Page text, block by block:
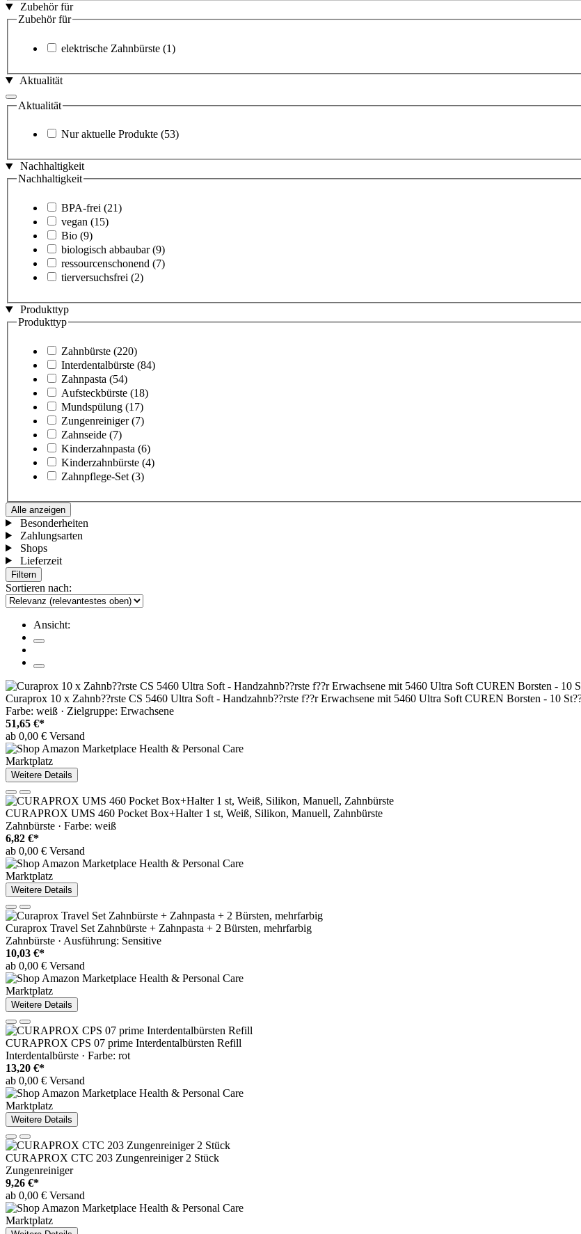
Zubehör für
Zubehör für
elektrische Zahnbürste (1)
Aktualität
Aktualität
Nur aktuelle Produkte (53)
Nachhaltigkeit
Nachhaltigkeit
BPA-frei (21)
vegan (15)
Bio (9)
biologisch abbaubar (9)
ressourcenschonend (7)
tierversuchsfrei (2)
Produkttyp
Produkttyp
Zahnbürste (220)
Interdentalbürste (84)
Zahnpasta (54)
Aufsteckbürste (18)
Mundspülung (17)
Zungenreiniger (7)
Zahnseide (7)
Kinderzahnpasta (6)
Kinderzahnbürste (4)
Zahnpflege-Set (3)
Alle anzeigen
Besonderheiten
Zahlungsarten
Shops
Lieferzeit
Filtern
Sortieren nach:
Ansicht:
Curaprox 10 x Zahnb??rste CS 5460 Ultra Soft - Handzahnb??rste f??r Erwachsene mit 5460 Ultra Soft CUREN Borsten - 10
Farbe: weiß · Zielgruppe: Erwachsene
51,65 €*
ab 0,00 € Versand
Marktplatz
Weitere Details
CURAPROX UMS 460 Pocket Box+Halter 1 st, Weiß, Silikon, Manuell, Zahnbürste
Zahnbürste · Farbe: weiß
6,82 €*
ab 0,00 € Versand
Marktplatz
Weitere Details
Curaprox Travel Set Zahnbürste + Zahnpasta + 2 Bürsten, mehrfarbig
Zahnbürste · Ausführung: Sensitive
10,03 €*
ab 0,00 € Versand
Marktplatz
Weitere Details
CURAPROX CPS 07 prime Interdentalbürsten Refill
Interdentalbürste · Farbe: rot
13,20 €*
ab 0,00 € Versand
Marktplatz
Weitere Details
CURAPROX CTC 203 Zungenreiniger 2 Stück
Zungenreiniger
9,26 €*
ab 0,00 € Versand
Marktplatz